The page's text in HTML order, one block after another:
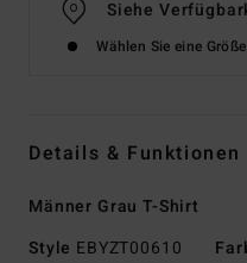
Siehe
Wählen Sie eine
Details & Funktionen
Männer Grau T-Shirt
Style EBYZT00610